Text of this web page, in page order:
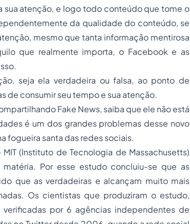
atenção, e logo todo conteúdo que tome o
da qualidade do conteúdo, se
mesmo que tanta informação mentirosa
que realmente importa, o Facebook e as
seja ela verdadeira ou falsa, ao ponto de
de consumir seu tempo e sua atenção.
Fake News, saiba que ele não está
é um dos grandes problemas desse novo
fogueira santa das redes sociais.
(Instituto de Tecnologia de Massachusetts)
Por esse estudo concluiu-se que as
que as verdadeiras e alcançam muito mais
Os cientistas que produziram o estudo,
por 6 agências independentes de